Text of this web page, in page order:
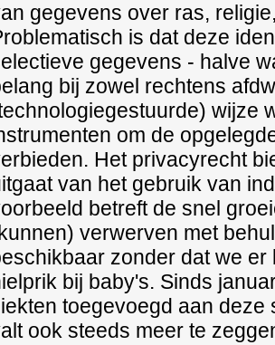
gegevens over ras,
is dat deze
gegevens - halve
bij zowel rechtens
wijze
om de
Het privacyrecht
van het gebruik van
betreft de snel
verwerven met
zonder dat we
bij baby's. Sinds
toegevoegd aan
ook steeds meer te